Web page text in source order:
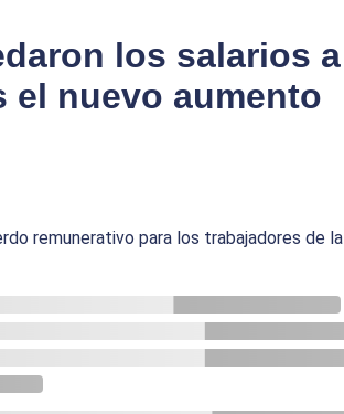
los salarios a
el nuevo aumento
remunerativo para los trabajadores de la